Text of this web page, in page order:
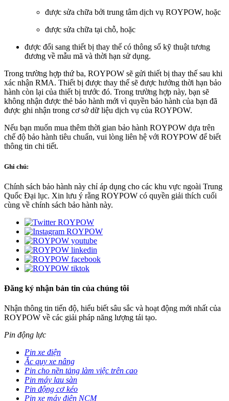
được sửa chữa bởi trung tâm dịch vụ ROYPOW, hoặc
được sửa chữa tại chỗ, hoặc
được đổi sang thiết bị thay thế có thông số kỹ thuật tương
đương về mẫu mã và thời hạn sử dụng.
Trong trường hợp thứ ba, ROYPOW sẽ gửi thiết bị thay thế sau khi
xác nhận RMA. Thiết bị được thay thế sẽ được hưởng thời hạn bảo
hành còn lại của thiết bị trước đó. Trong trường hợp này, bạn sẽ
không nhận được thẻ bảo hành mới vì quyền bảo hành của bạn đã
được ghi nhận trong cơ sở dữ liệu dịch vụ của ROYPOW.
Nếu bạn muốn mua thêm thời gian bảo hành ROYPOW dựa trên
chế độ bảo hành tiêu chuẩn, vui lòng liên hệ với ROYPOW để biết
thông tin chi tiết.
Ghi chú:
Chính sách bảo hành này chỉ áp dụng cho các khu vực ngoài Trung
Quốc Đại lục. Xin lưu ý rằng ROYPOW có quyền giải thích cuối
cùng về chính sách bảo hành này.
Đăng ký nhận bản tin của chúng tôi
Nhận thông tin tiến độ, hiểu biết sâu sắc và hoạt động mới nhất của
ROYPOW về các giải pháp năng lượng tái tạo.
Pin động lực
Pin xe điện
Ắc quy xe nâng
Pin cho nền tảng làm việc trên cao
Pin máy lau sàn
Pin động cơ kéo
Pin xe máy điện NCM